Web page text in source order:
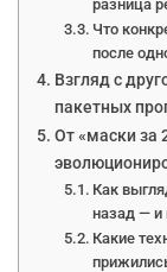
разница
Что
после
Взгляд с
пакетных
От «маски за
Как
назад — и
Какие